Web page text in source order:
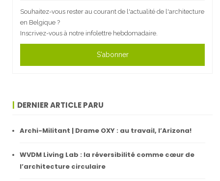
Souhaitez-vous rester au courant de l'actualité de l'architecture
en Belgique ?
Inscrivez-vous à notre infolettre hebdomadaire.
S'abonner
DERNIER ARTICLE PARU
Archi-Militant | Drame OXY : au travail, l’Arizona!
WVDM Living Lab : la réversibilité comme cœur de
l’architecture circulaire